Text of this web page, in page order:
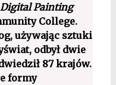
Digital Painting
College.
używając sztuki
odbył dwie
87 krajów.
formy